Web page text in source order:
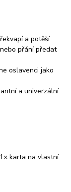
a potěší
nebo přání předat
oslavenci jako
a univerzální
karta na vlastní